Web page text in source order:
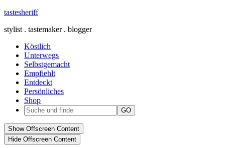
tastesheriff
stylist . tastemaker . blogger
Köstlich
Unterwegs
Selbstgemacht
Empfiehlt
Entdeckt
Persönliches
Shop
Show Offscreen Content
Hide Offscreen Content